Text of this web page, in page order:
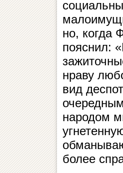
но, когда
пояснил:
нраву
вид
народом
более